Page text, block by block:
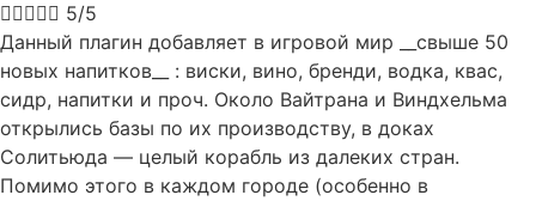
 5/5
Данный плагин добавляет в игровой мир __свыше 50
новых напитков__ : виски, вино, бренди, водка, квас,
сидр, напитки и проч. Около Вайтрана и Виндхельма
открылись базы по их производству, в доках
Солитьюда — целый корабль из далеких стран.
Помимо этого в каждом городе (особенно в